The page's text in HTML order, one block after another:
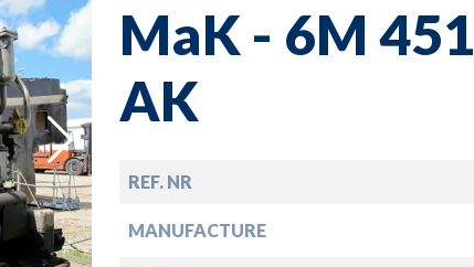
MaK - 6M 451
AK
REF. NR
MANUFACTURE